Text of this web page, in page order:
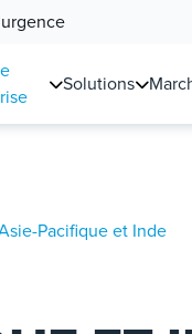
Solutions
Pacifique et Inde